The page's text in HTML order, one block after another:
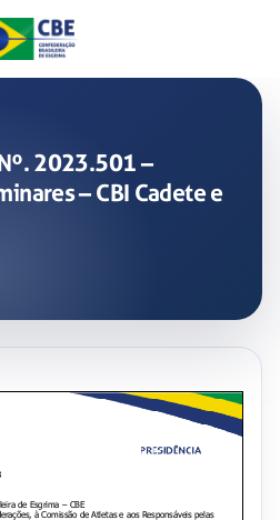
2023.501 –
– CBI Cadete e